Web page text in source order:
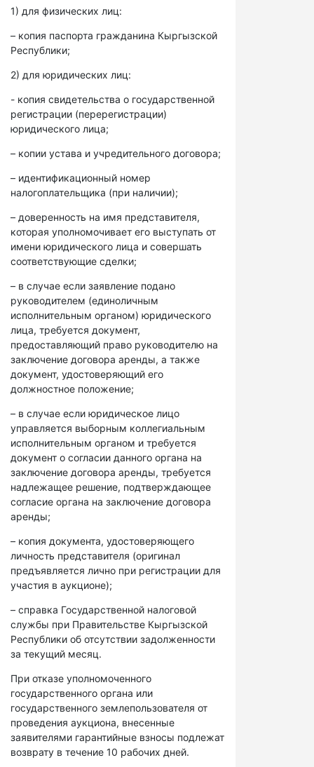
1) для физических лиц:
– копия паспорта гражданина Кыргызской
Республики;
2) для юридических лиц:
- копия свидетельства о государственной
регистрации (перерегистрации)
юридического лица;
– копии устава и учредительного договора;
– идентификационный номер
налогоплательщика (при наличии);
– доверенность на имя представителя,
которая уполномочивает его выступать от
имени юридического лица и совершать
соответствующие сделки;
– в случае если заявление подано
руководителем (единоличным
исполнительным органом) юридического
лица, требуется документ,
предоставляющий право руководителю на
заключение договора аренды, а также
документ, удостоверяющий его
должностное положение;
– в случае если юридическое лицо
управляется выборным коллегиальным
исполнительным органом и требуется
документ о согласии данного органа на
заключение договора аренды, требуется
надлежащее решение, подтверждающее
согласие органа на заключение договора
аренды;
– копия документа, удостоверяющего
личность представителя (оригинал
предъявляется лично при регистрации для
участия в аукционе);
– справка Государственной налоговой
службы при Правительстве Кыргызской
Республики об отсутствии задолженности
за текущий месяц.
При отказе уполномоченного
государственного органа или
государственного землепользователя от
проведения аукциона, внесенные
заявителями гарантийные взносы подлежат
возврату в течение 10 рабочих дней.